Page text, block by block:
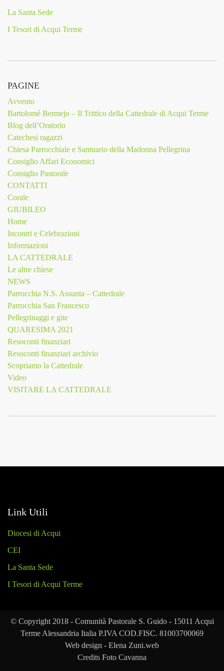
La Santa Sede
I Tesori di Acqui Terme
PAGINE
Avvento
Bartolomé Bermejo – Il Trittico della Cattedrale di Acqui Terme
Blog dell’Oratorio
Catechesi ragazzi
Chiesa Parrocchiale e Santuario della Madonna Pellegrina
Consiglio Affari Economici
Consiglio Pastorale
CONTATTI
Corale
GIUBILEO
Home
Incontri e Celebrazioni
Informazioni
LA CATTEDRALE
Le altre chiese
NEWS
Parrocchia N.S. Assunta – Cattedrale
Parrocchia San Francesco
Pellegrinaggi e gite
QUARESIMA 2021
Resoconti finanziari
Resoconti finanziari archivio
Scopriamo la Cattedrale
Video
VISITARE LA CATTEDRALE
Link Utili
Diocesi di Acqui
CEI
La Santa Sede
I Tesori di Acqui Terme
© Copyright 2018 - Comunità Pastorale S. Guido - 15011 Acqui
Terme Alessandria Italia P.IVA COD.FISC. 81003700069
Web design - Elena Zuni.web
Credits Foto Cavanna